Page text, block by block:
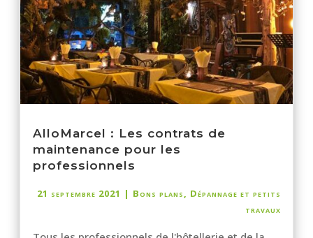
AlloMarcel : Les contrats de
maintenance pour les
professionnels
21 septembre 2021 | Bons plans, Dépannage et petits
travaux